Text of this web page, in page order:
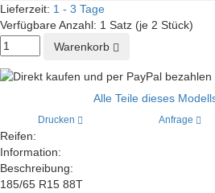
Lieferzeit: 1 - 3 Tage
Verfügbare Anzahl: 1 Satz (je 2 Stück)
Warenkorb
Alle Teile dieses
Drucken Anfrage
Reifen:
Information:
Beschreibung:
185/65 R15 88T